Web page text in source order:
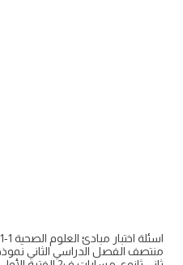
منتصف الفصل الدراسي الثاني